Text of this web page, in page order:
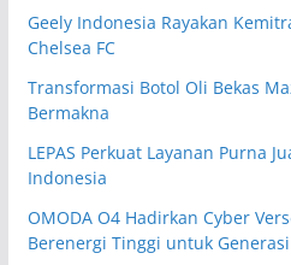
Geely Indonesia Rayakan
Chelsea FC
Transformasi Botol Oli Bekas
Bermakna
LEPAS Perkuat Layanan Purna
Indonesia
OMODA O4 Hadirkan Cyber
Berenergi Tinggi untuk